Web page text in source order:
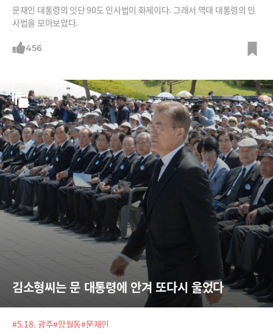
문재인 대통령의 잇단 90도 인사법이 화제이다. 그래서 역대 대통령의 인
사법을 모아보았다.
456
김소형씨는 문 대통령에 안겨 또다시 울었다
#5.18. 광주#망월동#문재인